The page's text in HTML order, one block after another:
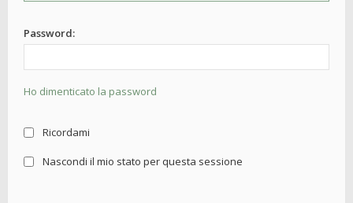
Password:
Ho dimenticato la password
Ricordami
Nascondi il mio stato per questa sessione